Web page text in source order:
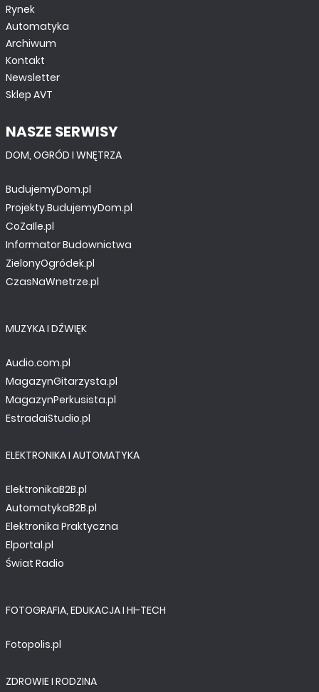
Rynek
Automatyka
Archiwum
Kontakt
Newsletter
Sklep AVT
NASZE SERWISY
DOM, OGRÓD I WNĘTRZA
BudujemyDom.pl
Projekty.BudujemyDom.pl
CoZaIle.pl
Informator Budownictwa
ZielonyOgródek.pl
CzasNaWnetrze.pl
MUZYKA I DŹWIĘK
Audio.com.pl
MagazynGitarzysta.pl
MagazynPerkusista.pl
EstradaiStudio.pl
ELEKTRONIKA I AUTOMATYKA
ElektronikaB2B.pl
AutomatykaB2B.pl
Elektronika Praktyczna
Elportal.pl
Świat Radio
FOTOGRAFIA, EDUKACJA I HI-TECH
Fotopolis.pl
ZDROWIE I RODZINA